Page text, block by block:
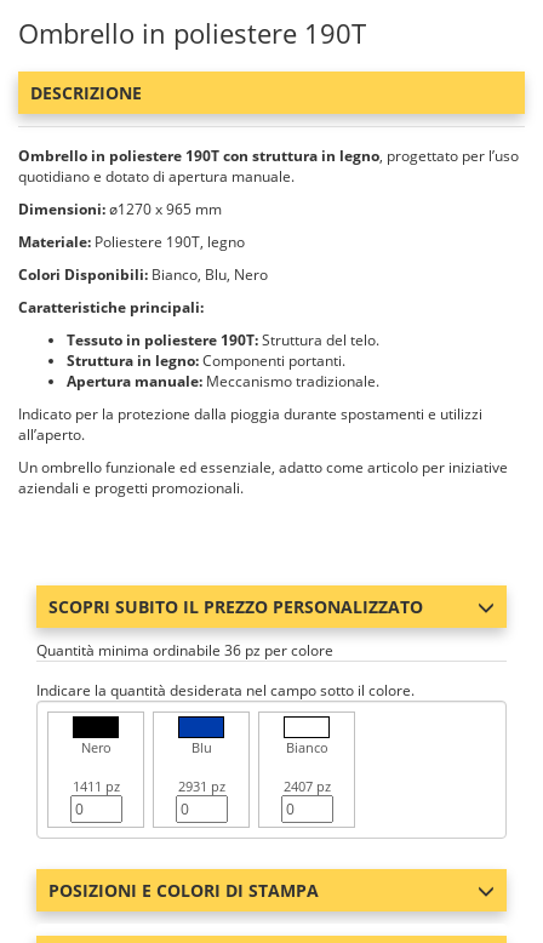
Ombrello in poliestere 190T
DESCRIZIONE
Ombrello in poliestere 190T con struttura in legno, progettato per l’uso
quotidiano e dotato di apertura manuale.
Dimensioni:ø1270 x 965 mm
Materiale: Poliestere 190T, legno
Colori Disponibili: Bianco, Blu, Nero
Caratteristiche principali:
Tessuto in poliestere 190T:Struttura del telo.
Struttura in legno:Componenti portanti.
Apertura manuale: Meccanismo tradizionale.
Indicato per la protezione dalla pioggia durante spostamenti e utilizzi
all’aperto.
Un ombrello funzionale ed essenziale, adatto come articolo per iniziative
aziendali e progetti promozionali.
SCOPRI SUBITO IL PREZZO PERSONALIZZATO
Quantità minima ordinabile 36 pz per colore
Indicare la quantità desiderata nel campo sotto il colore.
Nero
1411 pz
Blu
2931 pz
Bianco
2407 pz
POSIZIONI E COLORI DI STAMPA